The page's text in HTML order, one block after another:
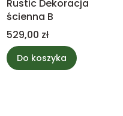
Rustic Dekoracja
ścienna B
Cena
529,00 zł
Do koszyka